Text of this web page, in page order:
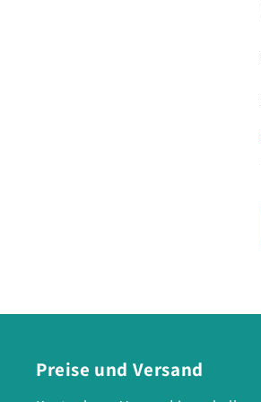
Preise und Versand